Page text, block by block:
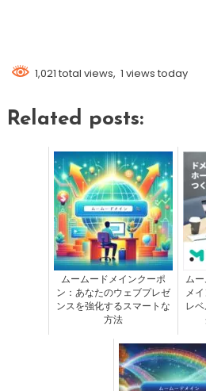
1,021 total views, 1 views today
Related posts:
ムームードメインクーポ
ン：あなたのウェブプレゼ
ンスを強化するスマートな
方法
ム
メ
レ